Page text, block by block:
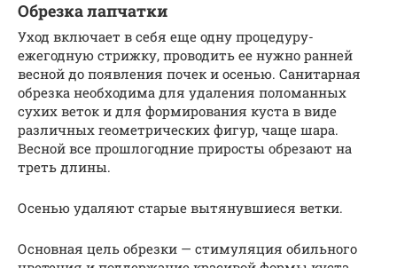
Обрезка лапчатки
Уход включает в себя еще одну процедуру-
ежегодную стрижку, проводить ее нужно ранней
весной до появления почек и осенью. Санитарная
обрезка необходима для удаления поломанных
сухих веток и для формирования куста в виде
различных геометрических фигур, чаще шара.
Весной все прошлогодние приросты обрезают на
треть длины.
Осенью удаляют старые вытянувшиеся ветки.
Основная цель обрезки — стимуляция обильного